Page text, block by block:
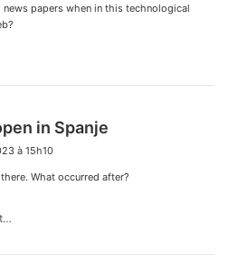
:
papers when in this technological
in Spanje
à 15h10
What occurred after?